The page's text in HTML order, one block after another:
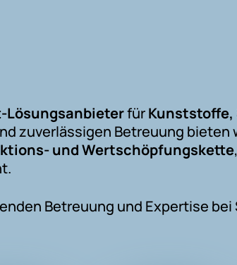
LösungsanbieterfürKunststoffe,
zuverlässigen Betreuung bieten
und Wertschöpfungskette
Betreuung und Expertise bei